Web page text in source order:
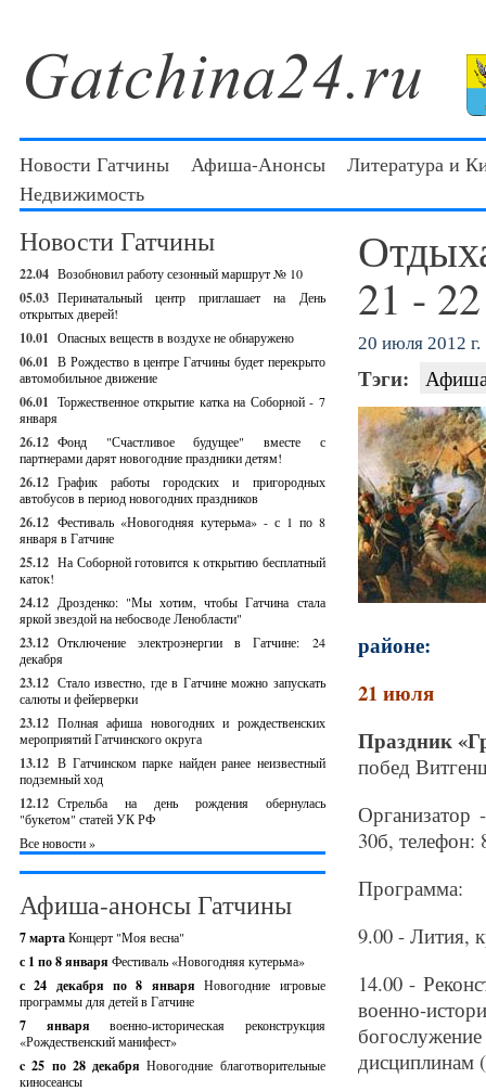
Новости Гатчины Афиша-Анонсы
Литература и
Недвижимость
Новости Гатчины
22.04 Возобновил работу сезонный маршрут № 10
05.03 Перинатальный центр приглашает на День
открытых дверей!
10.01 Опасных веществ в воздухе не обнаружено
06.01 В Рождество в центре Гатчины будет перекрыто
автомобильное движение
06.01 Торжественное открытие катка на Соборной - 7
января
26.12 Фонд "Счастливое будущее" вместе с
партнерами дарят новогодние праздники детям!
26.12 График работы городских и пригородных
автобусов в период новогодних праздников
26.12 Фестиваль «Новогодняя кутерьма» - с 1 по 8
января в Гатчине
25.12 На Соборной готовится к открытию бесплатный
каток!
24.12 Дрозденко: "Мы хотим, чтобы Гатчина стала
яркой звездой на небосводе Ленобласти"
23.12 Отключение электроэнергии в Гатчине: 24
декабря
23.12 Стало известно, где в Гатчине можно запускать
салюты и фейерверки
23.12 Полная афиша новогодних и рождественских
мероприятий Гатчинского округа
13.12 В Гатчинском парке найден ранее неизвестный
подземный ход
12.12 Стрельба на день рождения обернулась
"букетом" статей УК РФ
Все новости »
Афиша-анонсы Гатчины
7 мартаКонцерт "Моя весна"
с 1 по 8 января Фестиваль «Новогодняя кутерьма»
с 24 декабря по 8 январяНовогодние игровые
программы для детей в Гатчине
7 январявоенно-историческая реконструкция
«Рождественский манифест»
c 25 по 28 декабряНовогодние благотворительные
киносеансы
21 -
20 июля 2012 г.
Тэги:
районе:
21 июля
Праздник
побед
Организатор
30б, телефон:
Программа:
9.00 - Лития,
14.00 -
военно-
дисциплинам